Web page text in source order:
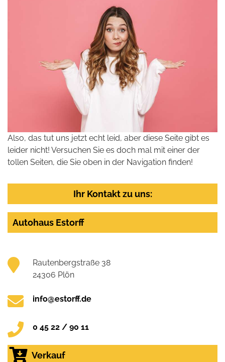
Also, das tut uns jetzt echt leid, aber diese Seite gibt es
leider nicht! Versuchen Sie es doch mal mit einer der
tollen Seiten, die Sie oben in der Navigation finden!
Ihr Kontakt zu uns:
Autohaus Estorff
Rautenbergstraße 38
24306 Plön
info@estorff.de
0 45 22 / 90 11
Verkauf